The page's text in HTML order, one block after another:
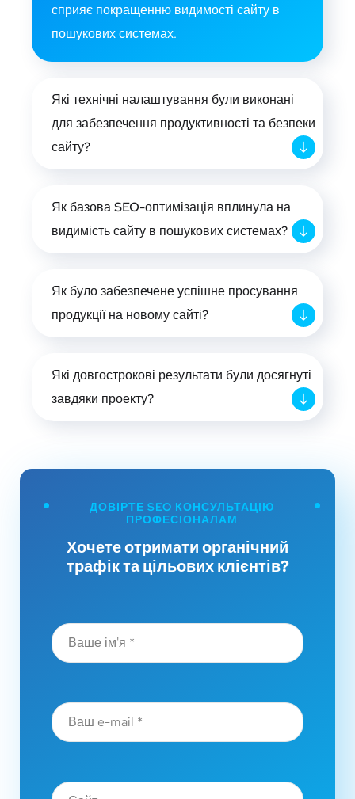
сприяє покращенню видимості сайту в
пошукових системах.
Які технічні налаштування були виконані
для забезпечення продуктивності та безпеки
сайту?
Як базова SEO-оптимізація вплинула на
видимість сайту в пошукових системах?
Як було забезпечене успішне просування
продукції на новому сайті?
Які довгострокові результати були досягнуті
завдяки проекту?
ДОВІРТЕ SEO КОНСУЛЬТАЦІЮ
ПРОФЕСІОНАЛАМ
Хочете отримати органічний
трафік та цільових клієнтів?